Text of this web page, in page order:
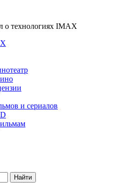
технологиях IMAX
и сериалов